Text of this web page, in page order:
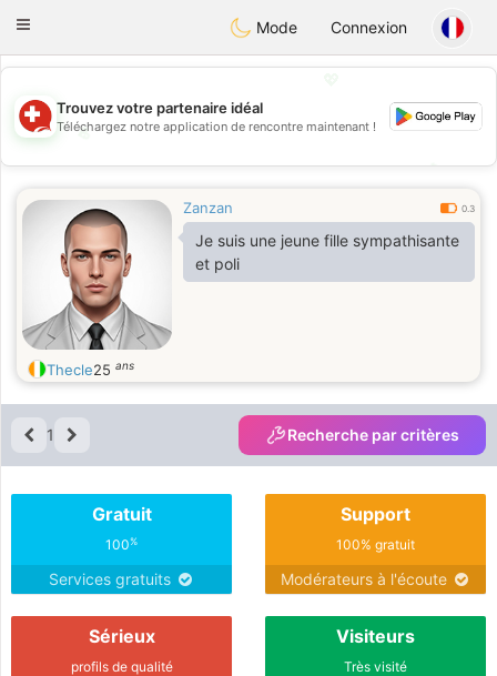
Suissi
Toggle
Mode Connexion
💖
💕
Trouvez votre partenaire idéal
Téléchargez notre application de rencontre maintenant !
Zanzan 0.3
Je suis une jeune fille sympathisante
et poli
Thecle25 ans
1 Recherche par critères
Gratuit
100%
Services gratuits
Support
100% gratuit
Modérateurs à l'écoute
Sérieux
profils de qualité
Visiteurs
Très visité